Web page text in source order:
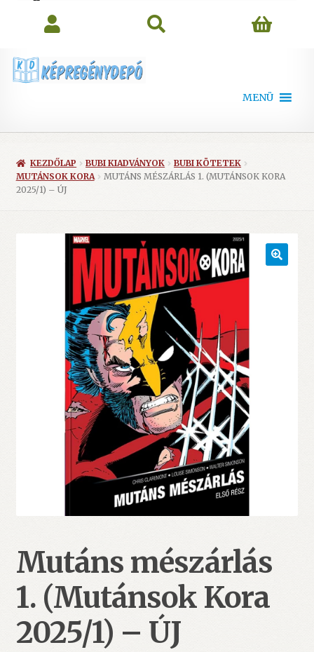
MENÜ
KEZDŐLAP BUBI KIADVÁNYOK
BUBI KÖTETEK
MUTÁNSOK KORA
MUTÁNS MÉSZÁRLÁS 1. (MUTÁNSOK KORA
2025/1) – ÚJ
Mutáns mészárlás
1. (Mutánsok Kora
2025/1) – ÚJ